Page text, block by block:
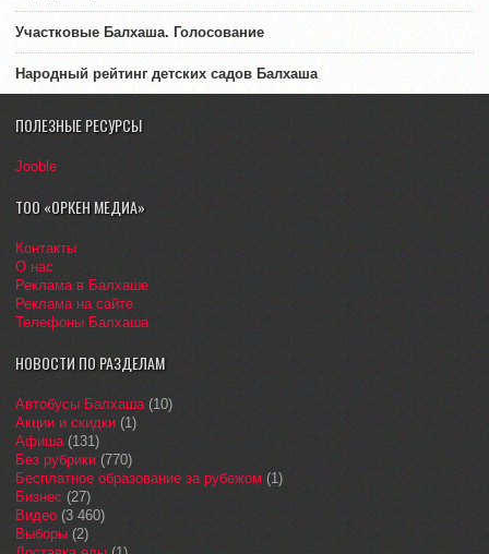
Участковые Балхаша. Голосование
Народный рейтинг детских садов Балхаша
ПОЛЕЗНЫЕ РЕСУРСЫ
Jooble
ТОО «ОРКЕН МЕДИА»
Контакты
О нас
Реклама в Балхаше
Реклама на сайте
Телефоны Балхаша
НОВОСТИ ПО РАЗДЕЛАМ
Автобусы Балхаша(10)
Акции и скидки (1)
Афиша(131)
Без рубрики (770)
Бесплатное образование за рубежом (1)
Бизнес (27)
Видео (3 460)
Выборы (2)